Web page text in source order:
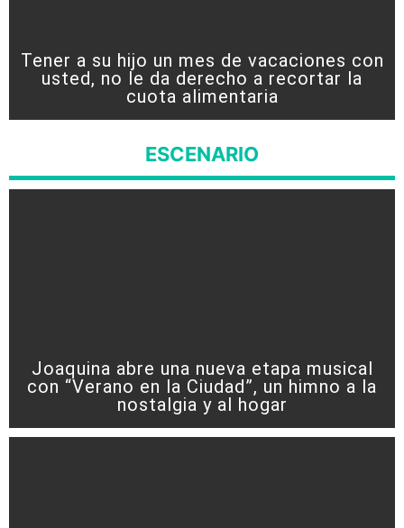
Tener a su hijo un mes de vacaciones con
usted, no le da derecho a recortar la
cuota alimentaria
ESCENARIO
Joaquina abre una nueva etapa musical
con “Verano en la Ciudad”, un himno a la
nostalgia y al hogar